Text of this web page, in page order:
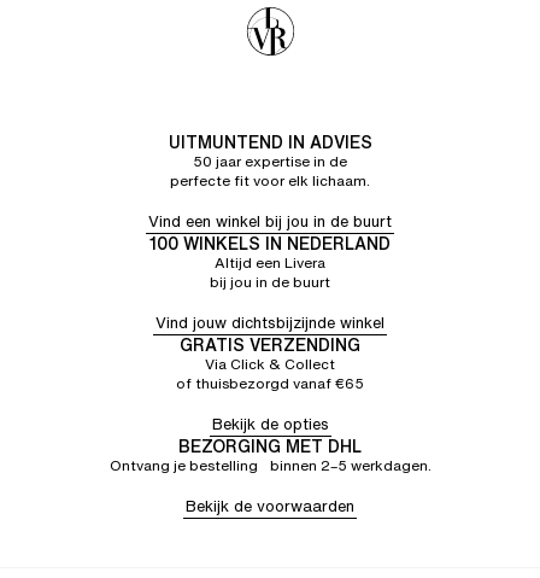
UITMUNTEND IN ADVIES
50 jaar expertise in de
perfecte fit voor elk lichaam.
Vind een winkel bij jou in de buurt
100 WINKELS IN NEDERLAND
Altijd een Livera
bij jou in de buurt
Vind jouw dichtsbijzijnde winkel
GRATIS VERZENDING
Via Click & Collect
of thuisbezorgd vanaf €65
Bekijk de opties
BEZORGING MET DHL
Ontvang je bestelling binnen 2–5 werkdagen.
Bekijk de voorwaarden